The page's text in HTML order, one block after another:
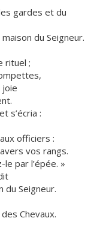
gardes et du
du Seigneur.
rituel ;
joie
s’écria :
officiers :
vos rangs.
le par l’épée. »
du Seigneur.
Chevaux.